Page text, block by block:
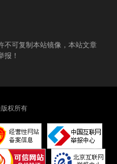
不可复制本站镜像，本站文章
报！
权所有